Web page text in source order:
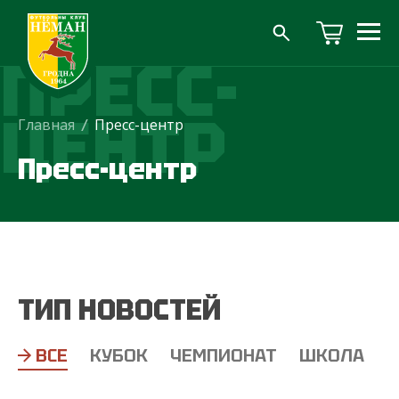
ПРЕСС-
ЦЕНТР
Главная / Пресс-центр
Пресс-центр
ТИП НОВОСТЕЙ
ВСЕ КУБОК ЧЕМПИОНАТ ШКОЛА